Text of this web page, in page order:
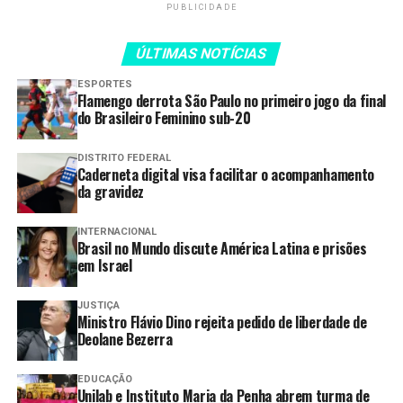
temporada 2026 com o balé
“Giselle”
Fica 2026 inicia processo seletivo
para apresentações artísticas e
Governo de Goiás entrega casas a
custo zero em Aragarças
por litro para o diesel
No Hospital Estadual de Dermatologia Sanitária Colônia
Santa Marta (HDS), funcionarão apenas os serviços de
Residência Assistencial, a Unidade de Cuidados
Prolongados (UCP) e o Ambulatório de Feridas Crônicas
PUBLICIDADE
ÚLTIMAS NOTÍCIAS
ESPORTES
Flamengo derrota São Paulo no primeiro jogo da final
do Brasileiro Feminino sub-20
DISTRITO FEDERAL
Caderneta digital visa facilitar o acompanhamento
da gravidez
INTERNACIONAL
Brasil no Mundo discute América Latina e prisões
em Israel
JUSTIÇA
Ministro Flávio Dino rejeita pedido de liberdade de
Deolane Bezerra
EDUCAÇÃO
Unilab e Instituto Maria da Penha abrem turma de